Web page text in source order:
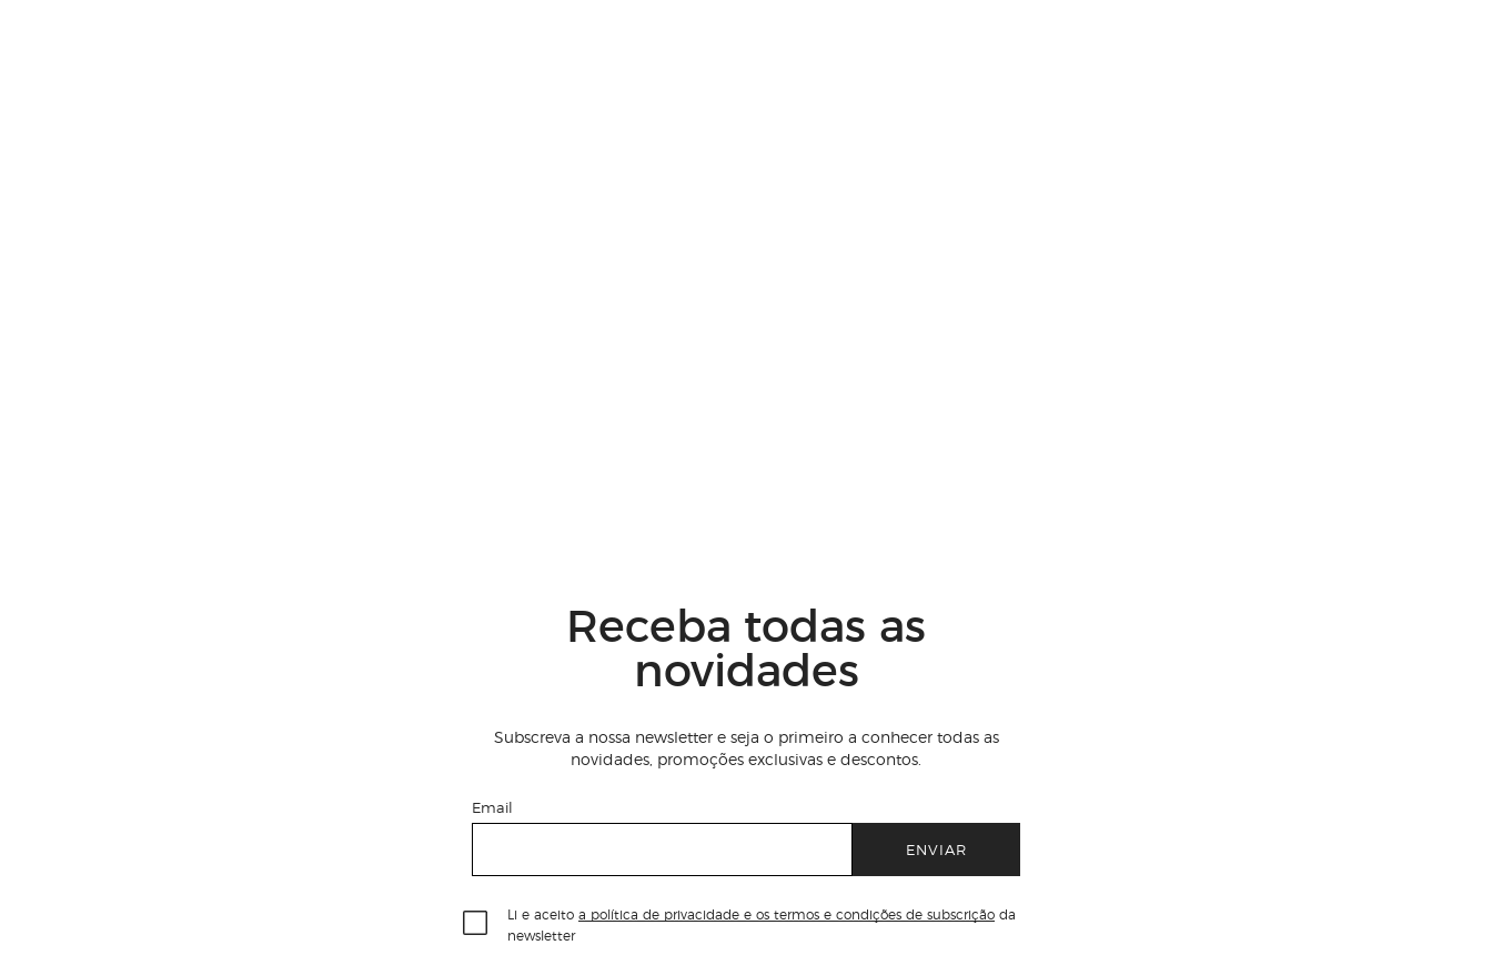
Receba todas as
novidades
Subscreva a nossa newsletter e seja o primeiro a conhecer todas as
novidades, promoções exclusivas e descontos.
Email
ENVIAR
Li e aceito a política de privacidade e os termos e condições de subscrição da
newsletter